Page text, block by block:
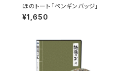
ほのトート「ペンギンバッジ」
¥1,650